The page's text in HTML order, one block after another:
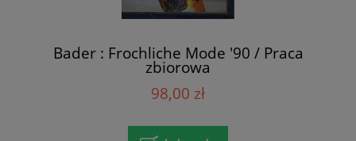
Bader : Frochliche Mode '90 / Praca
zbiorowa
98,00 zł